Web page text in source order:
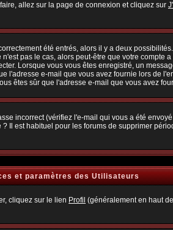
allez sur la page de connexion et cliquez sur
été entrés, alors il y a deux
pas le cas, alors peut-être que votre compte
Lorsque vous vous êtes enregistré, un
l'adresse e-mail que vous avez fournie lors de
êtes sûr que l'adresse e-mail que vous avez
incorrect (vérifiez l'e-mail qui vous a été
est habituel pour les forums de supprimer
et paramètres des Utilisateurs
cliquez sur le lienProfil(généralement en haut